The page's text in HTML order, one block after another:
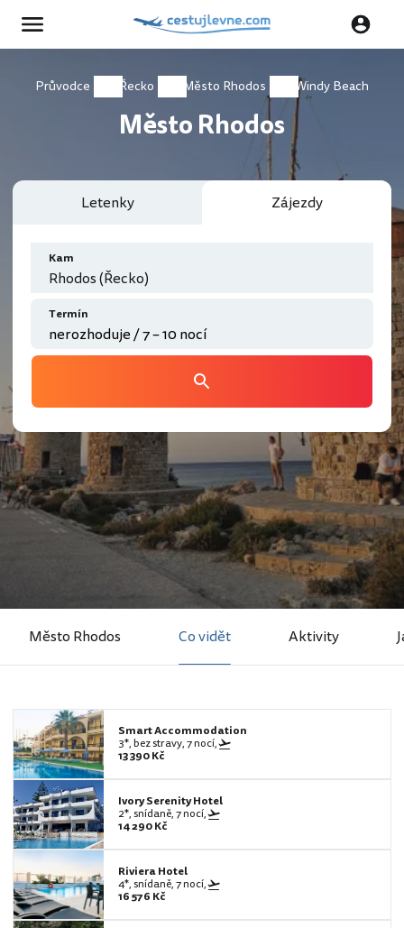
Průvodce Řecko Město Rhodos Windy Beach
Město Rhodos
Letenky Zájezdy
Kam
Rhodos (Řecko)
Termín
Město Rhodos Co vidět Aktivity
Smart Accommodation
3*, bez stravy, 7 nocí,
13 390 Kč
Ivory Serenity Hotel
2*, snídaně, 7 nocí,
14 290 Kč
Riviera Hotel
4*, snídaně, 7 nocí,
16 576 Kč